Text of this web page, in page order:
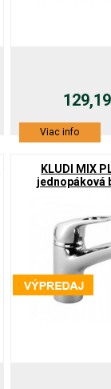
Viac info
KLUDI MIX
jednopáková